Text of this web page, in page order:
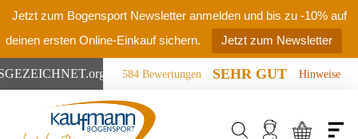
Jetzt zum Bogensport Newsletter anmelden und bis zu -10% auf
deinen ersten Online-Einkauf sichern.
Jetzt zum Newsletter
.org 584 Bewertungen SEHR GUT Hinweise
Products
search